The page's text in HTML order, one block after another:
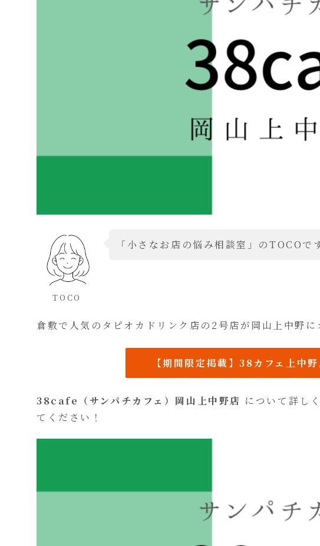
TOCO
「小さなお店の悩み相談室」のTOCOです
倉敷で人気のタピオカドリンク店の2号店が岡山上中野に
【期間限定掲載】38カフェ上中
38cafe（サンパチカフェ）岡山上中野店 について詳し
てください！